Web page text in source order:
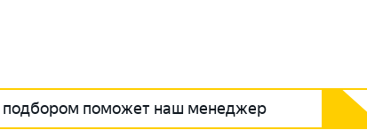
подбором поможет наш менеджер